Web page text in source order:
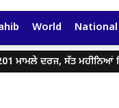
World National
ਦਰਜ, ਸੱਤ ਮਹੀਨਿਆਂ ਵਿੱਚ